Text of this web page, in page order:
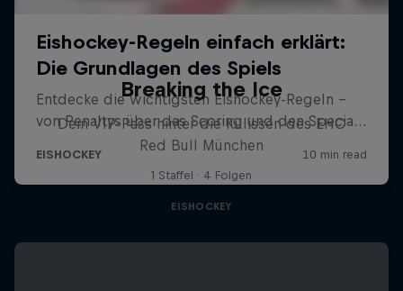
Breaking the Ice
Dein VIP-Pass hinter die Kulissen des EHC
Red Bull München
1 Staffel · 4 Folgen
EISHOCKEY